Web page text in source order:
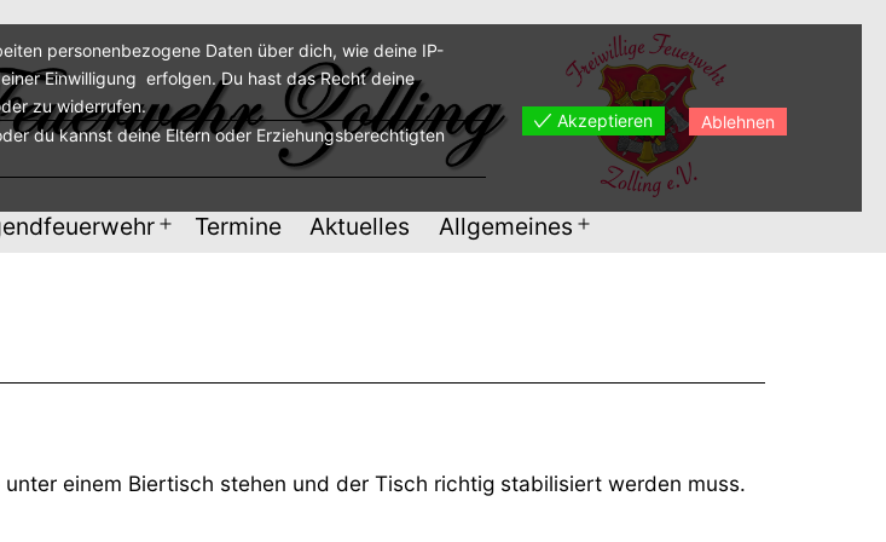
MenüTermine Aktuelles Allgemeines Menü
einem Biertisch stehen und der Tisch richtig stabilisiert werden muss.
personenbezogene Daten über dich, wie deine IP-
Einwilligung erfolgen. Du hast das Recht deine
zu widerrufen.
du kannst deine Eltern oder Erziehungsberechtigten
Akzeptieren Ablehnen